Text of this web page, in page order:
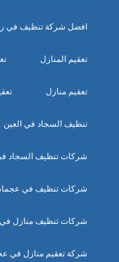
افضل شركة تنظيف في
تعقيم المنازل
تعقيم منازل
تنظيف السجاد في العين
شركات تنظيف السجاد
شركات تنظيف في
شركات تنظيف منازل في
شركة تعقيم منازل في